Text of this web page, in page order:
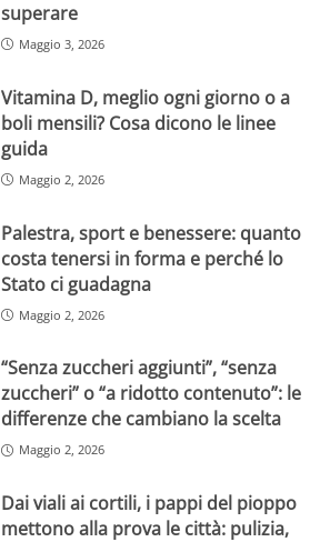
superare
Maggio 3, 2026
Vitamina D, meglio ogni giorno o a
boli mensili? Cosa dicono le linee
guida
Maggio 2, 2026
Palestra, sport e benessere: quanto
costa tenersi in forma e perché lo
Stato ci guadagna
Maggio 2, 2026
“Senza zuccheri aggiunti”, “senza
zuccheri” o “a ridotto contenuto”: le
differenze che cambiano la scelta
Maggio 2, 2026
Dai viali ai cortili, i pappi del pioppo
mettono alla prova le città: pulizia,